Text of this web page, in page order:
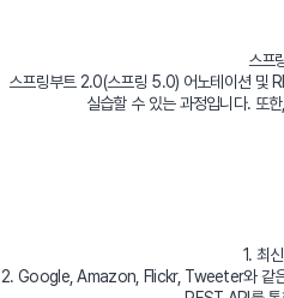
스프
스프링부트 2.0(스프링 5.0) 어노테이션 및
실습할 수 있는 과정입니다. 또
1. 최
2. Google, Amazon, Flickr, Tweeter와 같은